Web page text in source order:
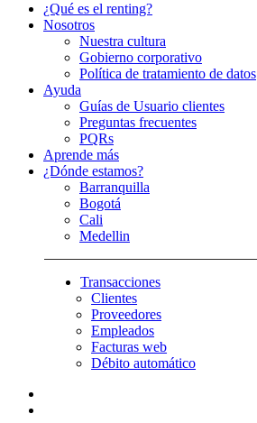
¿Qué es el renting?
Nosotros
Nuestra cultura
Gobierno corporativo
Política de tratamiento de datos
Ayuda
Guías de Usuario clientes
Preguntas frecuentes
PQRs
Aprende más
¿Dónde estamos?
Barranquilla
Bogotá
Cali
Medellin
Transacciones
Clientes
Proveedores
Empleados
Facturas web
Débito automático